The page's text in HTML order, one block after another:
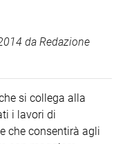
da Redazione
si collega alla
i lavori di
che consentirà agli